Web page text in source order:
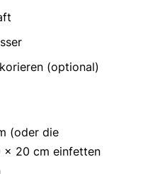
(optional)
(oder die
× 20 cm einfetten